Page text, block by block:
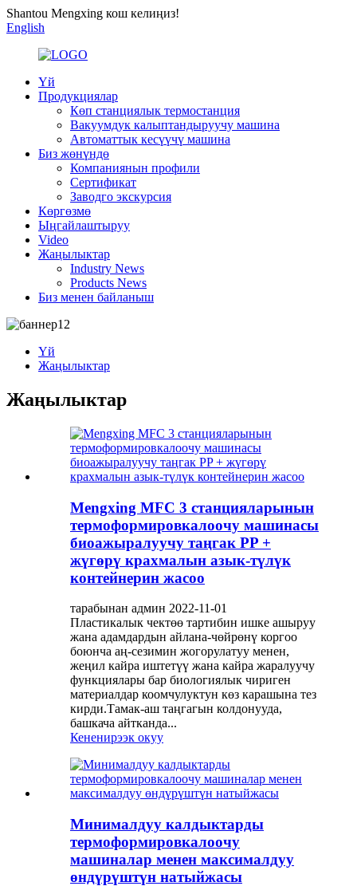
Shantou Mengxing кош келиңиз!
English
Үй
Продукциялар
Көп станциялык термостанция
Вакуумдук калыптандыруучу машина
Автоматтык кесүүчү машина
Биз жөнүндө
Компаниянын профили
Сертификат
Заводго экскурсия
Көргөзмө
Ыңгайлаштыруу
Video
Жаңылыктар
Industry News
Products News
Биз менен байланыш
Үй
Жаңылыктар
Жаңылыктар
Mengxing MFC 3 станцияларынын
термоформировкалоочу машинасы
биоажыралуучу таңгак PP +
жүгөрү крахмалын азык-түлүк
контейнерин жасоо
тарабынан админ 2022-11-01
Пластикалык чектөө тартибин ишке ашыруу
жана адамдардын айлана-чөйрөнү коргоо
боюнча аң-сезимин жогорулатуу менен,
жеңил кайра иштетүү жана кайра жаралуучу
функциялары бар биологиялык чириген
материалдар коомчулуктун көз карашына тез
кирди.Тамак-аш таңгагын колдонууда,
башкача айтканда...
Кененирээк окуу
Минималдуу калдыктарды
термоформировкалоочу
машиналар менен максималдуу
өндүрүштүн натыйжасы